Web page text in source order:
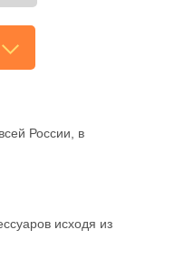
России, в
исходя из